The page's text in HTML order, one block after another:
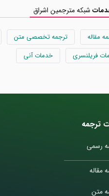
شبکه مترجمین اشراق
مقاله ترجمه تخصصی متن
فریلنسری
خدمات آنی
ترجمه
رسمی
مقاله
متن